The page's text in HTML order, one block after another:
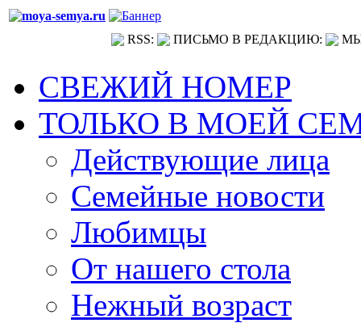
RSS: ПИСЬМО В РЕДАКЦИЮ:
СВЕЖИЙ НОМЕР
ТОЛЬКО В МОЕЙ
Действующие лица
Семейные новости
Любимцы
От нашего стола
Нежный возраст